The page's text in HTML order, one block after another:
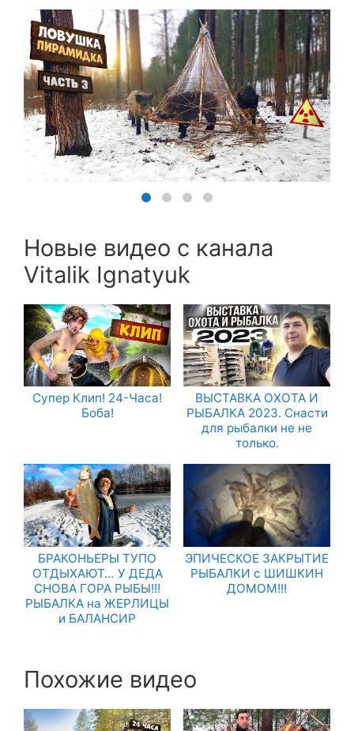
Новые видео с канала
Vitalik Ignatyuk
Супер Клип! 24-Часа!
Боба!
ВЫСТАВКА ОХОТА И
РЫБАЛКА 2023. Снасти
для рыбалки не не
только.
БРАКОНЬЕРЫ ТУПО
ОТДЫХАЮТ… У ДЕДА
СНОВА ГОРА РЫБЫ!!!
РЫБАЛКА на ЖЕРЛИЦЫ
и БАЛАНСИР
ЭПИЧЕСКОЕ ЗАКРЫТИЕ
РЫБАЛКИ с ШИШКИН
ДОМОМ!!!
Похожие видео